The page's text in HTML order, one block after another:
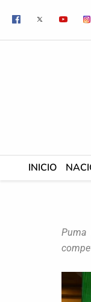
contenido
INICIO
Puma